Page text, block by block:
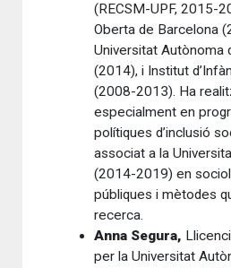
(RECSM-UPF, 2015-
Oberta de Barcelona
Universitat Autònoma
(2014), i Institut
(2008-2013). Ha
especialment en
polítiques d’inclusió
associat a la
(2014-2019) en
públiques i mètodes
recerca.
Anna Segura,
per la Universitat